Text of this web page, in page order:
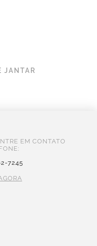
JANTAR
EM CONTATO
7245